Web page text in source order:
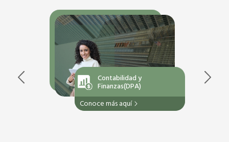
Contabilidad y
Finanzas(DPA)
Conoce más aquí